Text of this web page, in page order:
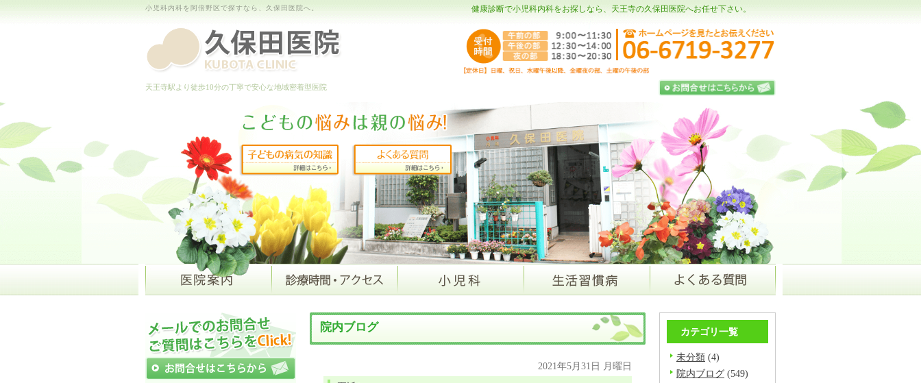
小児科内科を阿倍野区で探すなら、久保田医院へ。 健康診断で小児科内科をお探しなら、天王寺の久保田医院へお任せ下さい。
天王寺駅より徒歩10分の丁寧で安心な地域密着型医院
院内ブログ
2021年5月31日 月曜日
カテゴリ一覧
未分類 (4)
院内ブログ (549)